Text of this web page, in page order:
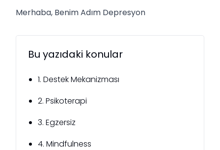
Merhaba, Benim Adım Depresyon
Bu yazıdaki konular
1. Destek Mekanizması
2. Psikoterapi
3. Egzersiz
4. Mindfulness